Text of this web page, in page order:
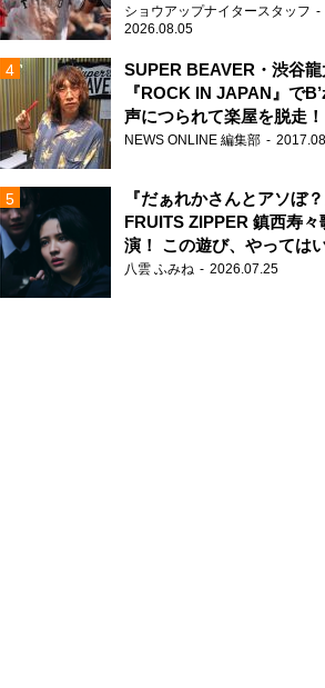
ないタイプ」
ショウアップナイタースタッフ
2026.08.05
SUPER BEAVER・渋谷龍
『ROCK IN JAPAN』で
声につられて楽屋を脱走！
NEWS ONLINE 編集部
『だぁれかさんとアソぼ？
FRUITS ZIPPER 鎮西寿々
演！ この遊び、やっては
せん。
八雲 ふみね 2026.07.25